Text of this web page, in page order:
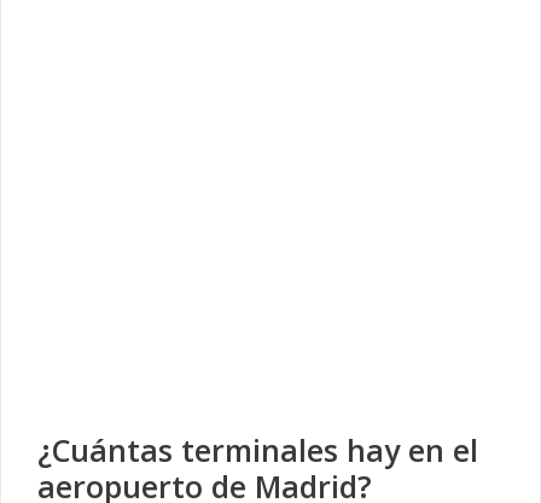
¿Cuántas terminales hay en el
aeropuerto de Madrid?